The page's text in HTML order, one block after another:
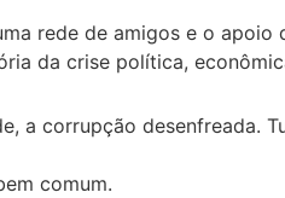
rede de amigos e o apoio
da crise política,
a corrupção desenfreada.
comum.